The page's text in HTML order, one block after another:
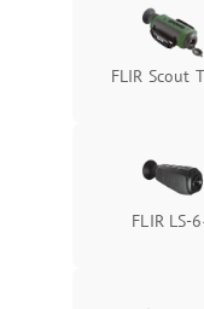
Неисправность кнопок
FLIR Scout
FLIR LS-